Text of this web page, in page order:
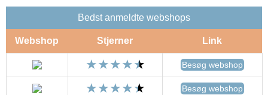
Bedst anmeldte webshops
Webshop Stjerner Link
Besøg webshop
Besøg webshop